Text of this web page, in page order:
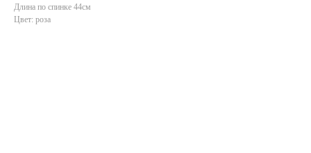
Длина по спинке 44см
Цвет: роза